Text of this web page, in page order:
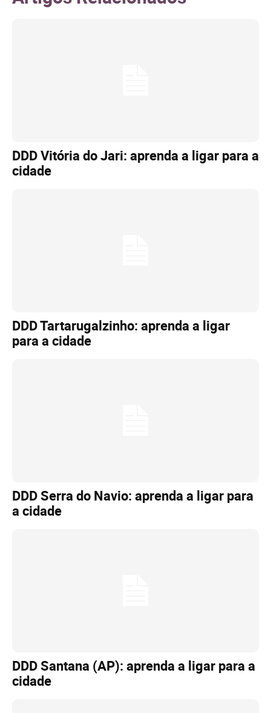
DDD Vitória do Jari: aprenda a ligar para a
cidade
DDD Tartarugalzinho: aprenda a ligar
para a cidade
DDD Serra do Navio: aprenda a ligar para
a cidade
DDD Santana (AP): aprenda a ligar para a
cidade